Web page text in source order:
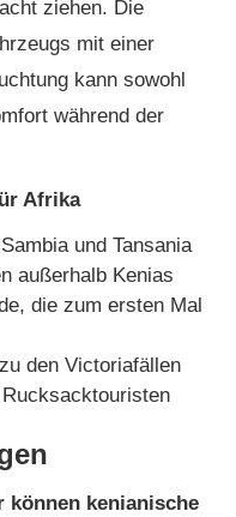
ziehen. Die
mit einer
kann sowohl
während der
Afrika
und Tansania
außerhalb Kenias
die zum ersten Mal
den Victoriafällen
können kenianische